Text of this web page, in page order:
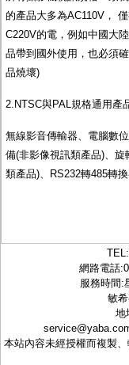
的產品大多為AC110V，
C220V的電，例如中國大
品帶到國外使用，也必須
品燒壞)
2.NTSC與PAL規格通用產
無線影音傳輸器、電腦數
備(非影像視訊類產品)、
類產品)、RS232轉485轉
TEL:
網路電話
服務時間:
敏
地
本站內容未經授權而複製